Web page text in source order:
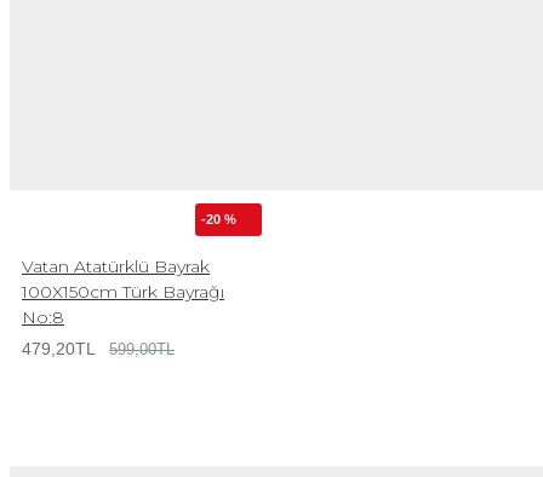
-20 %
Vatan Atatürklü Bayrak
100X150cm Türk Bayrağı
No:8
479,20TL 599,00TL